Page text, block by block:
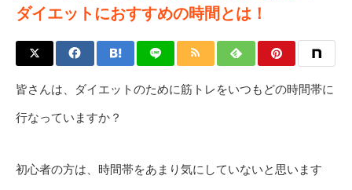
ダイエットにおすすめの時間とは！
皆さんは、ダイエットのために筋トレをいつもどの時間帯に
行なっていますか？
初心者の方は、時間帯をあまり気にしていないと思います